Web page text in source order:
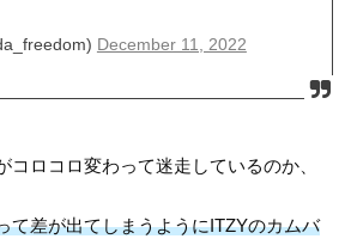
December 11, 2022
コロコロ変わって迷走しているのか、
て差が出てしまうようにITZYのカムバ